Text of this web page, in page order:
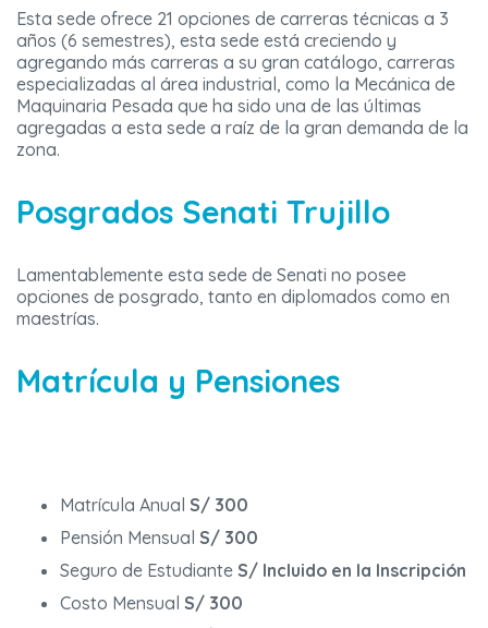
Esta sede ofrece 21 opciones de carreras técnicas a 3
años (6 semestres), esta sede está creciendo y
agregando más carreras a su gran catálogo, carreras
especializadas al área industrial, como la Mecánica de
Maquinaria Pesada que ha sido una de las últimas
agregadas a esta sede a raíz de la gran demanda de la
zona.
Posgrados Senati Trujillo
Lamentablemente esta sede de Senati no posee
opciones de posgrado, tanto en diplomados como en
maestrías.
Matrícula y Pensiones
Matrícula Anual S/ 300
Pensión Mensual S/ 300
Seguro de Estudiante S/ Incluido en la Inscripción
Costo Mensual S/ 300